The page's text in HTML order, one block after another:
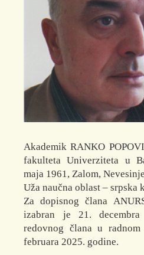
Akademik RANKO
fakulteta Univerziteta u
maja 1961, Zalom,
Uža naučna oblast –
Za dopisnog člana
izabran je 21.
redovnog člana u
februara 2025. godine.